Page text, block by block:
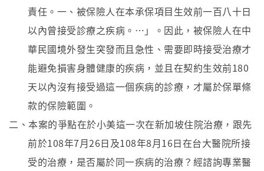
責任。一、被保險人在本承保項目生效前一百八十日
以內曾接受診療之疾病。…」。因此，被保險人在中
華民國境外發生突發而且急性、需要即時接受治療才
能避免損害身體健康的疾病，並且在契約生效前180
天以內沒有接受過這一個疾病的診療，才屬於保單條
款的保險範圍。
二、本案的爭點在於小美這一次在新加坡住院治療，跟先
前於108年7月26日及108年8月16日在台大醫院所接
受的治療，是否屬於同一疾病的治療？經諮詢專業醫